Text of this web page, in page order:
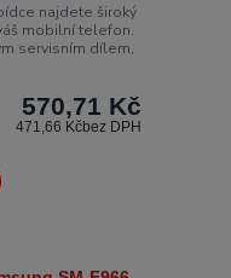
najdete široký
mobilní telefon.
servisním dílem,
570,71 Kč
471,66 Kčbez DPH